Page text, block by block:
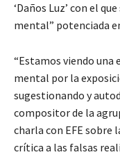
‘Daños Luz’ con el
mental” potenciada
“Estamos viendo una
mental por la
sugestionando y
compositor de la
charla con EFE sobre
crítica a las falsas